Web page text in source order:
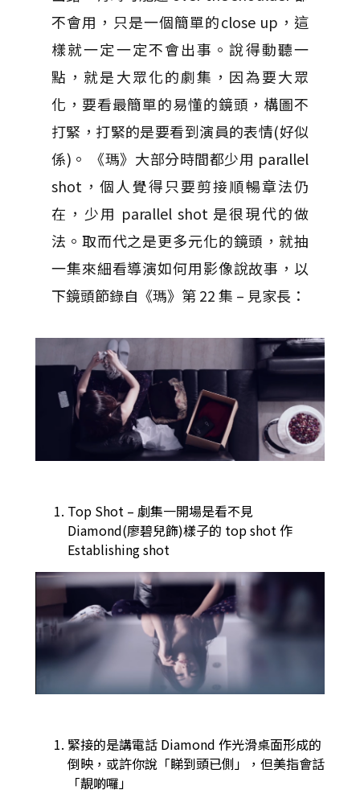
不會用，只是一個簡單的close up，這
樣就一定一定不會出事。說得動聽一
點，就是大眾化的劇集，因為要大眾
化，要看最簡單的易懂的鏡頭，構圖不
打緊，打緊的是要看到演員的表情(好似
係)。 《瑪》大部分時間都少用 parallel
shot，個人覺得只要剪接順暢章法仍
在，少用 parallel shot 是很現代的做
法。取而代之是更多元化的鏡頭，就抽
一集來細看導演如何用影像說故事，以
下鏡頭節錄自《瑪》第 22 集 – 見家長：
Top Shot – 劇集一開場是看不見
Diamond(廖碧兒飾)樣子的 top shot 作
Establishing shot
緊接的是講電話 Diamond 作光滑桌面形成的
倒映，或許你說「睇到頭已側」，但美指會話
「靚啲囉」